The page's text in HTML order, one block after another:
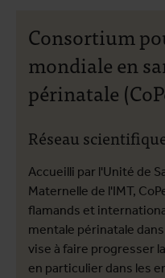
Consortium
mondiale en
périnatale
Réseau
Accueilli par l'Unité de
Maternelle de l'IMT,
flamands et
mentale périnatale
vise à faire progresser
en particulier dans les